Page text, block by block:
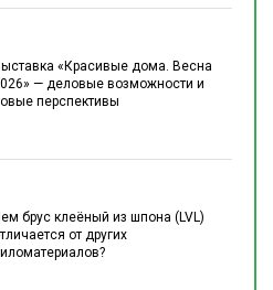
«Красивые дома. Весна
— деловые возможности и
перспективы
брус клеёный из шпона (LVL)
от других